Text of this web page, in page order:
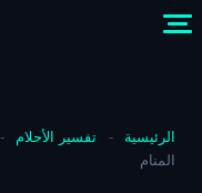
الرئيسية - تفسير الأحلام -
المنام